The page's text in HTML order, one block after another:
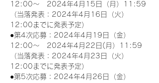
12:00～　2024年4月15日（月）11:59
（当落発表：2024年4月16日（火）
12:00までに発表予定）
●第4次応募：2024年4月19日（金）
12:00～　2024年4月22日(月）11:59
（当落発表：2024年4月23日（火）
12:00までに発表予定）
●第5次応募：2024年4月26日（金）